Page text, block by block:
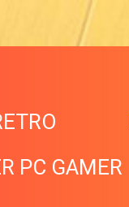
PC GAMER